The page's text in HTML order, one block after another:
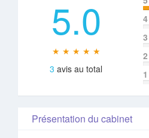
5.0
★ ★ ★ ★ ★
3 avis au total
4
3
2
1
Présentation du cabinet